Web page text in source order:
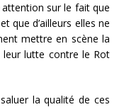
sur le fait que
que d’ailleurs elles ne
mettre en scène la
leur lutte contre le Rot
la qualité de ces